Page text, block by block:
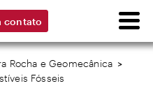
contato
Rocha e Geomecânica >
Fósseis